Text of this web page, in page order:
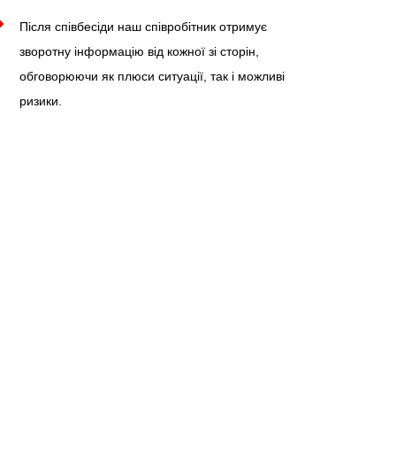
Після співбесіди наш співробітник отримує
зворотну інформацію від кожної зі сторін,
обговорюючи як плюси ситуації, так і можливі
ризики.